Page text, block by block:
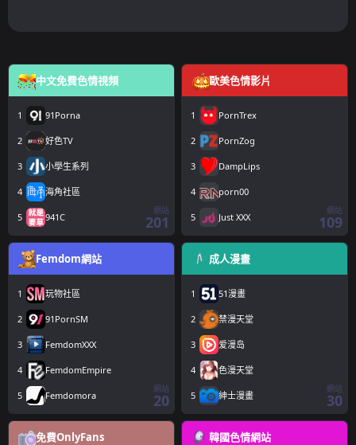
中文免費色情視頻
1 91Porna
2 好色TV
3 小學生系列
4 海角社區
5 941C
網站
201
歐美色情影片
1 PornTrex
2 PornZog
3 DampLips
4 porn00
5 Just XXX
網站
109
Femdom網站
1 玩物社區
2 91PornSM
3 FemdomXXX
4 FemdomEmpire
5 Femdomora
網站
20
成人漫畫
1 51漫畫
2 禁漫天堂
3 爱漫岛
4 色漫天堂
5 紳士漫畫
網站
30
免費OnlyFans 韓國色情網站